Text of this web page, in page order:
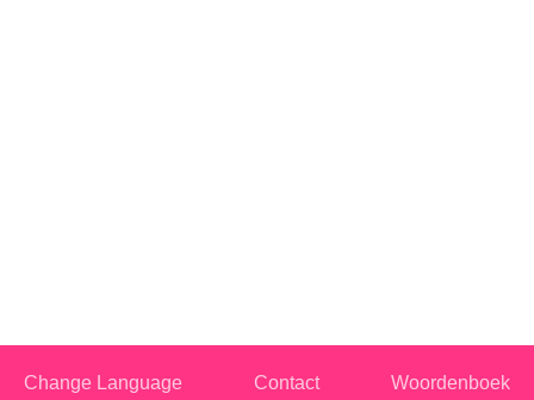
Change Language Contact Woordenboek